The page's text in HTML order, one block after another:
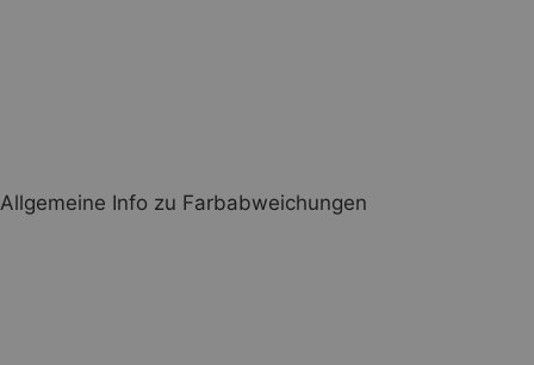
Allgemeine Info zu Farbabweichungen